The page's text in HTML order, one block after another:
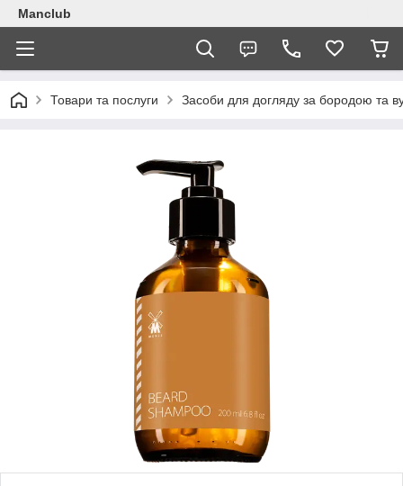
Manclub
Товари та послуги Засоби для догляду за бородою та